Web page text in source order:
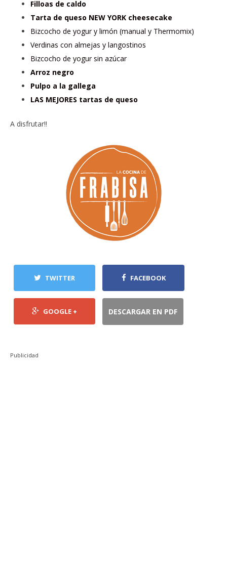
Filloas de caldo
Tarta de queso NEW YORK cheesecake
Bizcocho de yogur y limón (manual y Thermomix)
Verdinas con almejas y langostinos
Bizcocho de yogur sin azúcar
Arroz negro
Pulpo a la gallega
LAS MEJORES tartas de queso
A disfrutar!!
TWITTER FACEBOOK
GOOGLE + DESCARGAR EN PDF
Publicidad